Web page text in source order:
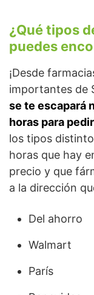
¿Qué tipos
puedes
¡Desde
importantes de
se te escapará
horas para
los tipos
horas que hay
precio y que
a la dirección
Del ahorro
Walmart
París